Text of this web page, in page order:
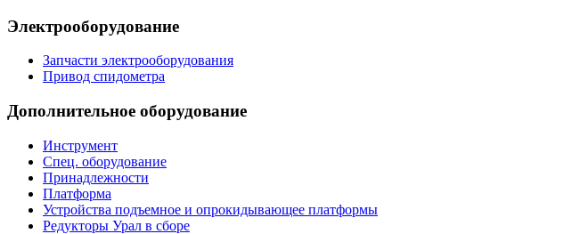
Электрооборудование
Запчасти электрооборудования
Привод спидометра
Дополнительное оборудование
Инструмент
Спец. оборудование
Принадлежности
Платформа
Устройства подъемное и опрокидывающее платформы
Редукторы Урал в сборе